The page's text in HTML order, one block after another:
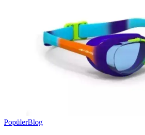
PopülerBlog